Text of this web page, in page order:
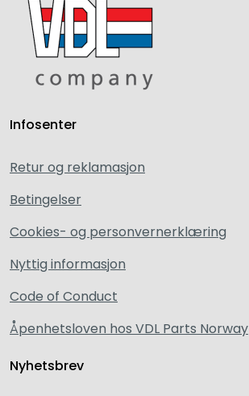
Infosenter
Retur og reklamasjon
Betingelser
Cookies- og personvernerklæring
Nyttig informasjon
Code of Conduct
Åpenhetsloven hos VDL Parts Norway
Nyhetsbrev